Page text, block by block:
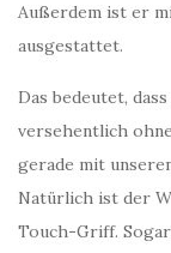
Außerdem ist er
ausgestattet.
Das bedeutet,
versehentlich
gerade mit
Natürlich ist der
Touch-Griff.